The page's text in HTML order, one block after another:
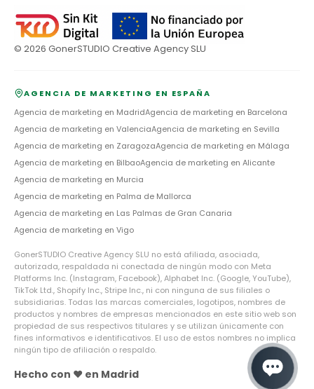
© 2026 GonerSTUDIO Creative Agency SLU
AGENCIA DE MARKETING EN ESPAÑA
Agencia de marketing en MadridAgencia de marketing en Barcelona
Agencia de marketing en ValenciaAgencia de marketing en Sevilla
Agencia de marketing en ZaragozaAgencia de marketing en Málaga
Agencia de marketing en BilbaoAgencia de marketing en Alicante
Agencia de marketing en Murcia
Agencia de marketing en Palma de Mallorca
Agencia de marketing en Las Palmas de Gran Canaria
Agencia de marketing en Vigo
GonerSTUDIO Creative Agency SLU no está afiliada, asociada,
autorizada, respaldada ni conectada de ningún modo con Meta
Platforms Inc. (Instagram, Facebook), Alphabet Inc. (Google, YouTube),
TikTok Ltd., Shopify Inc., Stripe Inc., ni con ninguna de sus filiales o
subsidiarias. Todas las marcas comerciales, logotipos, nombres de
productos y nombres de empresas mencionados en este sitio web son
propiedad de sus respectivos titulares y se utilizan únicamente con
fines informativos e identificativos. El uso de estos nombres no implica
ningún tipo de afiliación o respaldo.
Hecho con ❤️ en Madrid